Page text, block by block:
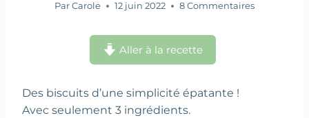
Par Carole 12 juin 2022 8 Commentaires
Aller à la recette
Des biscuits d’une simplicité épatante !
Avec seulement 3 ingrédients.